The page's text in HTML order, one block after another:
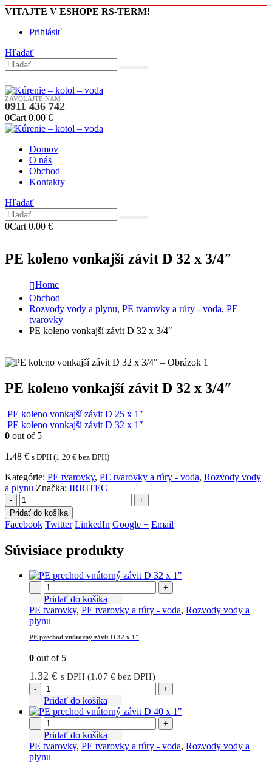
VITAJTE V ESHOPE RS-TERM!|
Prihlásiť
Hľadať
ZAVOLAJTE NÁM
0911 436 742
0Cart 0.00 €
Domov
O nás
Obchod
Kontakty
Hľadať
0Cart 0.00 €
PE koleno vonkajší závit D 32 x 3/4″
Home
Obchod
Rozvody vody a plynu, PE tvarovky a rúry - voda, PE
tvarovky
PE koleno vonkajší závit D 32 x 3/4″
PE koleno vonkajší závit D 32 x 3/4″
PE koleno vonkajší závit D 25 x 1″
PE koleno vonkajší závit D 32 x 1″
0 out of 5
1.48 € s DPH (1.20 € bez DPH)
Kategórie: PE tvarovky, PE tvarovky a rúry - voda, Rozvody vody
a plynu Značka: IRRITEC
-
+
Pridať do košíka
Facebook Twitter LinkedIn Google + Email
Súvisiace produkty
- +
Pridať do košíka
PE tvarovky, PE tvarovky a rúry - voda, Rozvody vody a
plynu
PE prechod vnútorný závit D 32 x 1″
0 out of 5
1.32€ s DPH (1.07 €bez DPH)
- +
Pridať do košíka
- +
Pridať do košíka
PE tvarovky, PE tvarovky a rúry - voda, Rozvody vody a
plynu